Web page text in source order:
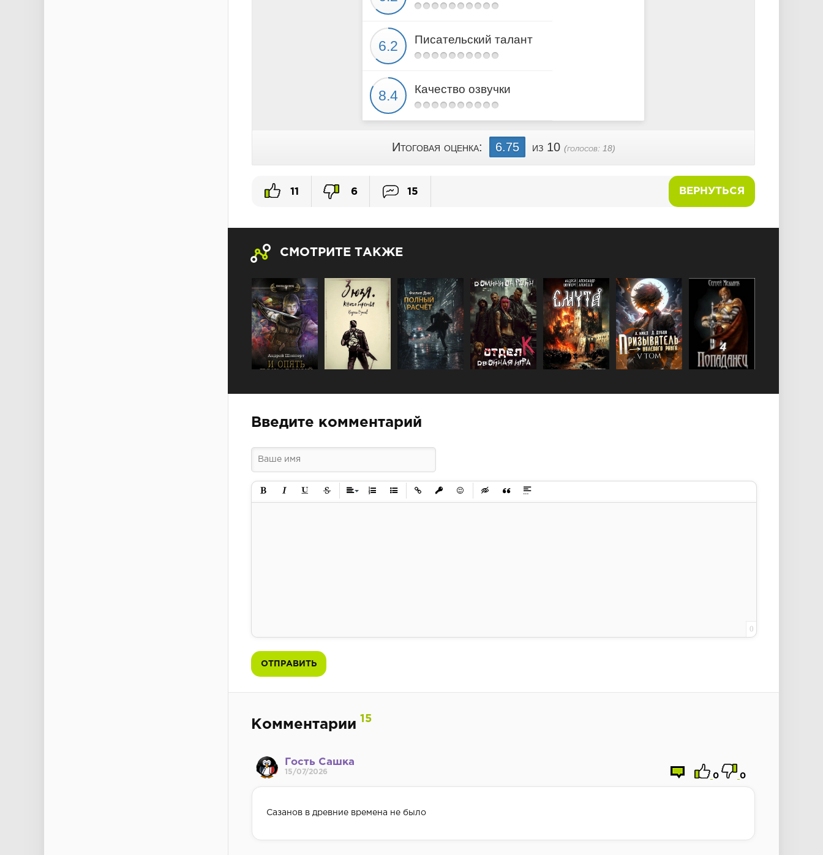
Писательский талант
Качество озвучки
Итоговая оценка: 6.75 из 10 (голосов: 18)
ВЕРНУТЬСЯ
11 6 15
СМОТРИТЕ ТАКЖЕ
Введите комментарий
Полужирный
КурсивПодчеркнутый
ЗачеркнутыйВыравнивание
Нумерованный список
Маркированный список
Вставить ссылку
Вставить защищенную ссылку
Вставить смайлик
Вставка скрытого текста
Вставка цитаты
Вставка спойлера
0
ОТПРАВИТЬ
Комментарии 15
Гость Сашка
15/07/2026
0 0
Сазанов в древние времена не было